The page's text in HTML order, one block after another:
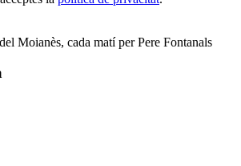
Moianès, cada matí per Pere Fontanals